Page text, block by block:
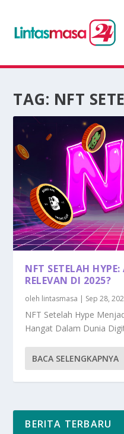
TAG: NFT
NFT SETELAH
RELEVAN DI 2025?
oleh lintasmasa | Sep 28,
NFT Setelah Hype
Hangat Dalam Dunia
BACA SELENGKAPNYA
BERITA TERBARU